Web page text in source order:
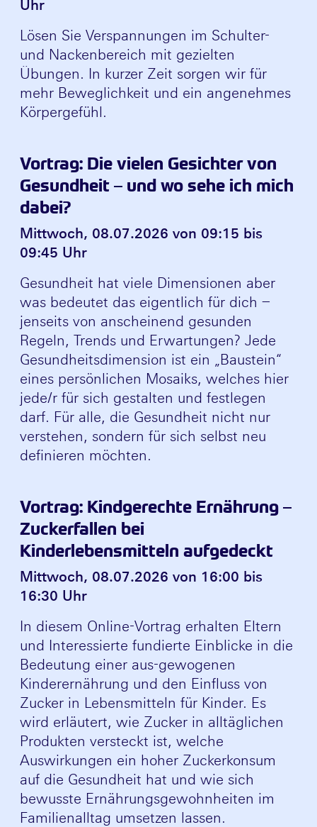
Uhr
Lösen Sie Verspannungen im Schulter-
und Nackenbereich mit gezielten
Übungen. In kurzer Zeit sorgen wir für
mehr Beweglichkeit und ein angenehmes
Körpergefühl.
Vortrag: Die vielen Gesichter von
Gesundheit – und wo sehe ich mich
dabei?
Mittwoch, 08.07.2026 von 09:15 bis
09:45 Uhr
Gesundheit hat viele Dimensionen aber
was bedeutet das eigentlich für dich –
jenseits von anscheinend gesunden
Regeln, Trends und Erwartungen? Jede
Gesundheitsdimension ist ein „Baustein“
eines persönlichen Mosaiks, welches hier
jede/r für sich gestalten und festlegen
darf. Für alle, die Gesundheit nicht nur
verstehen, sondern für sich selbst neu
definieren möchten.
Vortrag: Kindgerechte Ernährung –
Zuckerfallen bei
Kinderlebensmitteln aufgedeckt
Mittwoch, 08.07.2026 von 16:00 bis
16:30 Uhr
In diesem Online-Vortrag erhalten Eltern
und Interessierte fundierte Einblicke in die
Bedeutung einer aus-gewogenen
Kinderernährung und den Einfluss von
Zucker in Lebensmitteln für Kinder. Es
wird erläutert, wie Zucker in alltäglichen
Produkten versteckt ist, welche
Auswirkungen ein hoher Zuckerkonsum
auf die Gesundheit hat und wie sich
bewusste Ernährungsgewohnheiten im
Familienalltag umsetzen lassen.